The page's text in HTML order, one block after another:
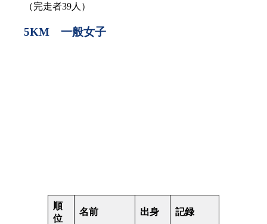
（完走者39人）
5KM 一般女子
順
位
名前 出身 記録